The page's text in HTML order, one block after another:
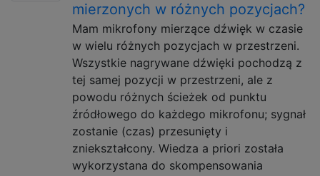
mierzonych w różnych pozycjach?
Mam mikrofony mierzące dźwięk w czasie
w wielu różnych pozycjach w przestrzeni.
Wszystkie nagrywane dźwięki pochodzą z
tej samej pozycji w przestrzeni, ale z
powodu różnych ścieżek od punktu
źródłowego do każdego mikrofonu; sygnał
zostanie (czas) przesunięty i
zniekształcony. Wiedza a priori została
wykorzystana do skompensowania